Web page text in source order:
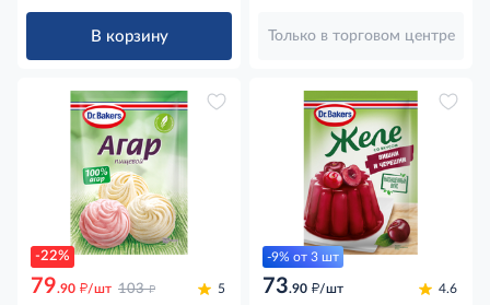
В корзину Только в торговом центре
-22%
79.90 д/шт 103 д 5
-9% от 3 шт
73.90 д/шт 4.6